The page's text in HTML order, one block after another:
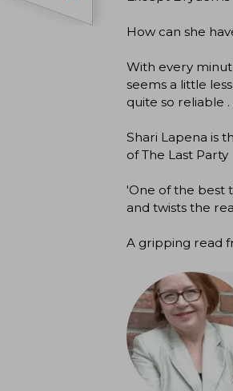
How can she
With every
seems a little
quite so reliable .
Shari Lapena is
of The Last Party
'One of the best
and twists the
A gripping read